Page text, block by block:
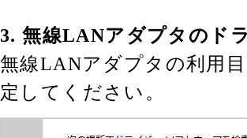
3. 無線LANアダプタのド
無線LANアダプタの利用
定してください。